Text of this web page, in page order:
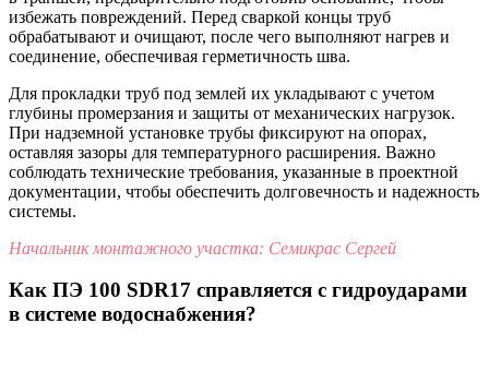
избежать повреждений. Перед сваркой концы труб
обрабатывают и очищают, после чего выполняют нагрев и
соединение, обеспечивая герметичность шва.
Для прокладки труб под землей их укладывают с учетом
глубины промерзания и защиты от механических нагрузок.
При надземной установке трубы фиксируют на опорах,
оставляя зазоры для температурного расширения. Важно
соблюдать технические требования, указанные в проектной
документации, чтобы обеспечить долговечность и надежность
системы.
Начальник монтажного участка: Семикрас Сергей
Как ПЭ 100 SDR17 справляется с гидроударами
в системе водоснабжения?